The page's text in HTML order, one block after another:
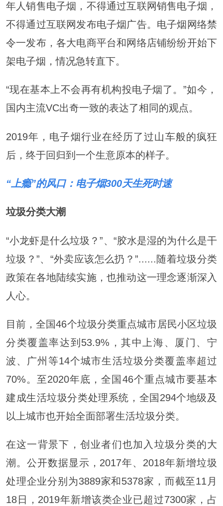
年人销售电子烟，不得通过互联网销售电子烟，
不得通过互联网发布电子烟广告。电子烟网络禁
令一发布，各大电商平台和网络店铺纷纷开始下
架电子烟，情况急转直下。
“现在基本上不会再有机构投电子烟了。”如今，
国内主流VC出奇一致的表达了相同的观点。
2019年，电子烟行业在经历了过山车般的疯狂
后，终于回归到一个生意原本的样子。
“上瘾”的风口：电子烟300天生死时速
垃圾分类大潮
“小龙虾是什么垃圾？”、“胶水是湿的为什么是干
垃圾？”、“外卖应该怎么扔？”......随着垃圾分类
政策在各地陆续实施，也推动这一理念逐渐深入
人心。
目前，全国46个垃圾分类重点城市居民小区垃圾
分类覆盖率达到53.9%，其中上海、厦门、宁
波、广州等14个城市生活垃圾分类覆盖率超过
70%。至2020年底，全国46个重点城市要基本
建成生活垃圾分类处理系统，全国294个地级及
以上城市也开始全面部署生活垃圾分类。
在这一背景下，创业者们也加入垃圾分类的大
潮。公开数据显示，2017年、2018年新增垃圾
处理企业分别为3889家和5378家，而截至11月
18日，2019年新增该类企业已超过7300家，占